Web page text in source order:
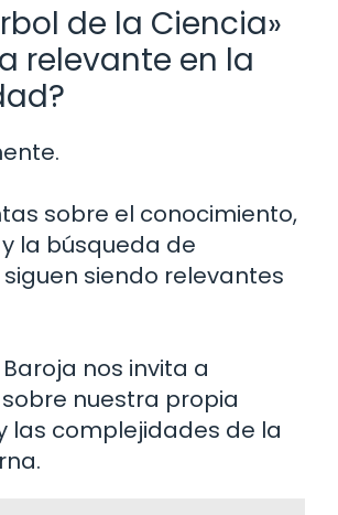
de la Ciencia»
relevante en la
sobre el conocimiento,
la búsqueda de
siendo relevantes
nos invita a
nuestra propia
las complejidades de la